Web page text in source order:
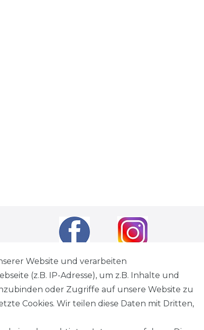
wenn nicht anders angegeben.
Website und verarbeiten
(z.B. IP-Adresse), um z.B. Inhalte und
oder Zugriffe auf unsere Website zu
Cookies. Wir teilen diese Daten mit Dritten,